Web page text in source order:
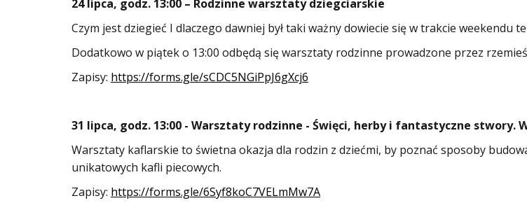
24 lipca, godz. 13:00 – Rodzinne warsztaty dziegciarskie
Czym jest dziegieć I dlaczego dawniej był taki ważny dowiecie się w trakcie weekendu
Dodatkowo w piątek o 13:00 odbędą się warsztaty rodzinne prowadzone przez
Zapisy: https://forms.gle/sCDC5NGiPpJ6gXcj6
31 lipca, godz. 13:00 - Warsztaty rodzinne - Święci, herby i fantastyczne stwory.
Warsztaty kaflarskie to świetna okazja dla rodzin z dziećmi, by poznać sposoby
unikatowych kafli piecowych.
Zapisy: https://forms.gle/6Syf8koC7VELmMw7A